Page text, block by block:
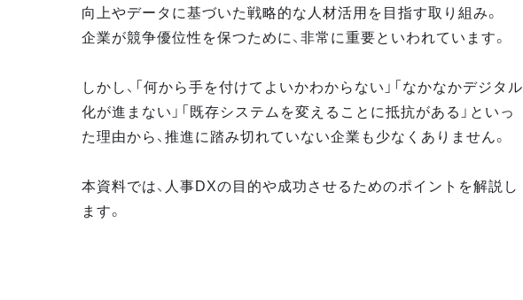
向上やデータに基づいた戦略的な人材活用を目指す取り組み。
企業が競争優位性を保つために、非常に重要といわれています。
しかし、「何から手を付けてよいかわからない」「なかなかデジタル
化が進まない」「既存システムを変えることに抵抗がある」といっ
た理由から、推進に踏み切れていない企業も少なくありません。
本資料では、人事DXの目的や成功させるためのポイントを解説し
ます。